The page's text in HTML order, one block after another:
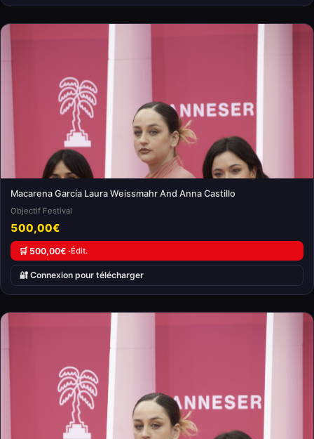
Macarena García Laura Weissmahr And Anna Castillo
Objectif Festival
500,00€
🛒 500,00€ ·Édit.
🔐 Connexion pour télécharger